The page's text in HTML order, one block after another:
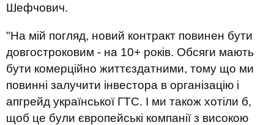
Шефчович.
"На мій погляд, новий контракт повинен бути
довгостроковим - на 10+ років. Обсяги мають
бути комерційно життєздатними, тому що ми
повинні залучити інвестора в організацію і
апгрейд української ГТС. І ми також хотіли б,
щоб це були європейські компанії з високою